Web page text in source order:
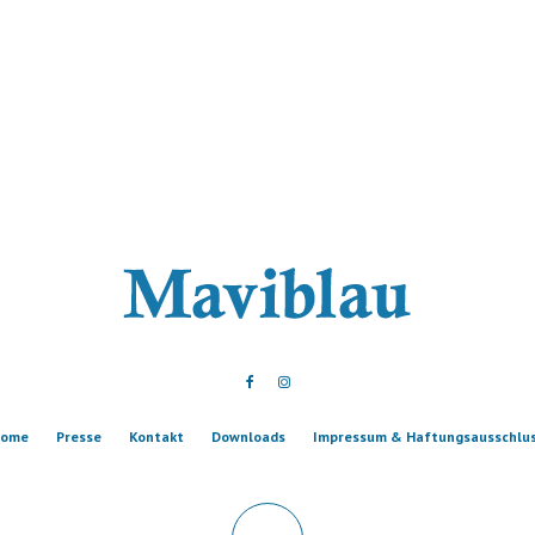
Presse Kontakt Downloads Impressum &